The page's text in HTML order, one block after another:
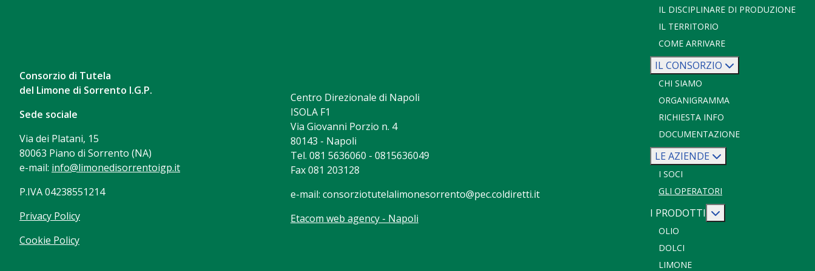
Consorzio di Tutela
del Limone di Sorrento I.G.P.
Sede sociale
Via dei Platani, 15
80063 Piano di Sorrento (NA)
e-mail: info@limonedisorrentoigp.it
P.IVA 04238551214
Privacy Policy
Cookie Policy
Centro Direzionale di Napoli
ISOLA F1
Via Giovanni Porzio n. 4
80143 - Napoli
Tel. 081 5636060 - 0815636049
Fax 081 203128
e-mail: consorziotutelalimonesorrento@pec.coldiretti.it
Etacom web agency - Napoli
IL DISCIPLINARE DI PRODUZIONE
IL TERRITORIO
COME ARRIVARE
IL CONSORZIO
CHI SIAMO
ORGANIGRAMMA
RICHIESTA INFO
DOCUMENTAZIONE
LE AZIENDE
I SOCI
GLI OPERATORI
I PRODOTTI
OLIO
DOLCI
LIMONE